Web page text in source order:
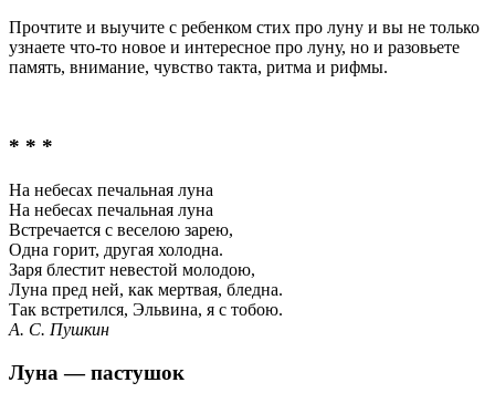
Прочтите и выучите с ребенком стих про луну и вы не только
узнаете что-то новое и интересное про луну, но и разовьете
память, внимание, чувство такта, ритма и рифмы.
* * *
На небесах печальная луна
На небесах печальная луна
Встречается с веселою зарею,
Одна горит, другая холодна.
Заря блестит невестой молодою,
Луна пред ней, как мертвая, бледна.
Так встретился, Эльвина, я с тобою.
А. С. Пушкин
Луна — пастушок